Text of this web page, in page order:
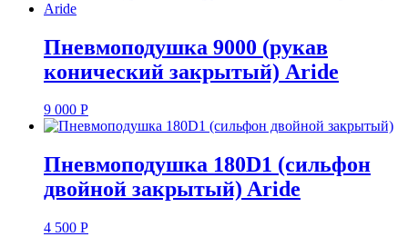
Пневмоподушка 9000 (рукав
конический закрытый) Aride
9 000 Р
Пневмоподушка 180D1 (сильфон
двойной закрытый) Aride
4 500 Р